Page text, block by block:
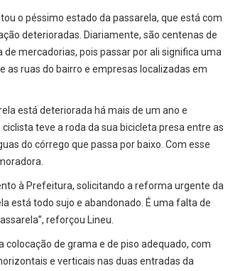
o péssimo estado da passarela, que está com
deterioradas. Diariamente, são centenas de
mercadorias, pois passar por ali significa uma
ruas do bairro e empresas localizadas em
está deteriorada há mais de um ano e
teve a roda da sua bicicleta presa entre as
do córrego que passa por baixo. Com esse
à Prefeitura, solicitando a reforma urgente da
está todo sujo e abandonado. É uma falta de
reforçou Lineu.
de grama e de piso adequado, com
e verticais nas duas entradas da